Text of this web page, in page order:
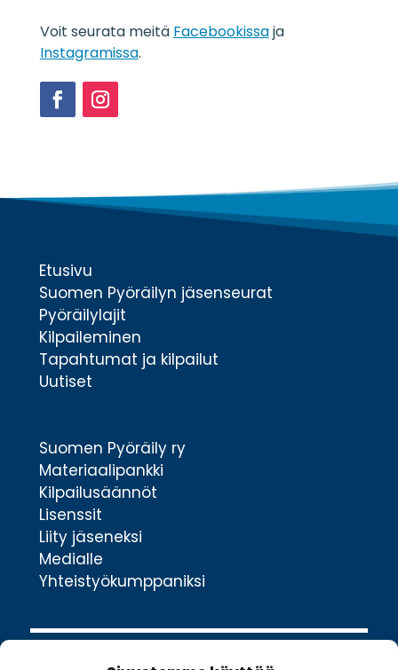
*
Voit seurata meitä Facebookissaja
Instagramissa.
Etusivu
Suomen Pyöräilyn jäsenseurat
Pyöräilylajit
Kilpaileminen
Tapahtumat ja kilpailut
Uutiset
Suomen Pyöräily ry
Materiaalipankki
Kilpailusäännöt
Lisenssit
Liity jäseneksi
Medialle
Yhteistyökumppaniksi